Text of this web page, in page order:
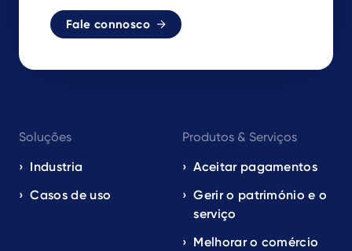
Fale connosco
navigation
EN
Soluções
Industria
Casos de uso
Produtos & Serviços
Aceitar pagamentos
Gerir o património e o
serviço
Melhorar o comércio